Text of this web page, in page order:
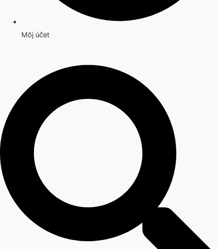
Môj účet